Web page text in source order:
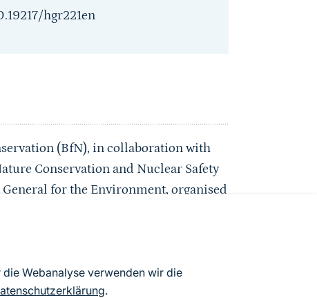
Webanalyse verwenden wir die
.
hgr221en
(BfN), in collaboration with
Conservation and Nuclear Safety
for the Environment, organised
the context of legally binding
examples were presented and a